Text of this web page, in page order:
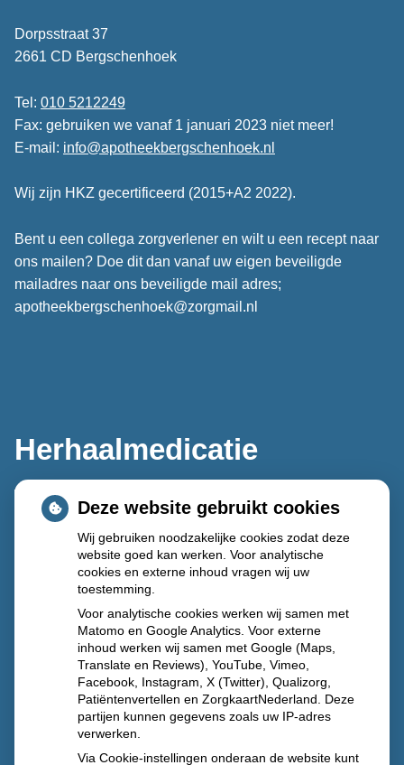
Dorpsstraat 37
2661 CD Bergschenhoek
Tel: 010 5212249
Fax: gebruiken we vanaf 1 januari 2023 niet meer!
E-mail: info@apotheekbergschenhoek.nl
Wij zijn HKZ gecertificeerd (2015+A2 2022).
Bent u een collega zorgverlener en wilt u een recept naar
ons mailen? Doe dit dan vanaf uw eigen beveiligde
mailadres naar ons beveiligde mail adres;
apotheekbergschenhoek@zorgmail.nl
Herhaalmedicatie
Deze website gebruikt cookies
Wij gebruiken noodzakelijke cookies zodat deze
website goed kan werken. Voor analytische
cookies en externe inhoud vragen wij uw
toestemming.
Voor analytische cookies werken wij samen met
Matomo en Google Analytics. Voor externe
inhoud werken wij samen met Google (Maps,
Translate en Reviews), YouTube, Vimeo,
Facebook, Instagram, X (Twitter), Qualizorg,
Patiëntenvertellen en ZorgkaartNederland. Deze
partijen kunnen gegevens zoals uw IP-adres
verwerken.
Via Cookie-instellingen onderaan de website kunt